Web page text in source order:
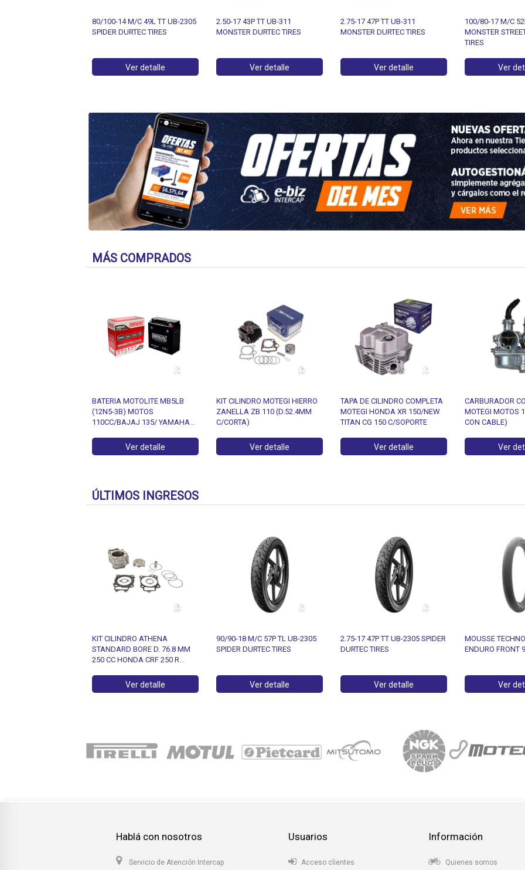
2.50-17 43P TT UB-311
MONSTER DURTEC TIRES
Ver detalle
2.75-17 47P TT UB-311
MONSTER DURTEC TIRES
Ver detalle
100/80-17 M/C 52P TL UB-2203
MONSTER STREET DURTEC
Ver detalle
130/70-17 M/C
MONSTER
TIRES
Ver
MÁS COMPRADOS
BATERIA MOTOLITE MB5LB
(12N5-3B) MOTOS
110CC/BAJAJ 135/ YAMAHA
Ver detalle
KIT CILINDRO MOTEGI HIERRO
ZANELLA ZB 110 (D.52.4MM
C/CORTA)
Ver detalle
TAPA DE CILINDRO COMPLETA
MOTEGI HONDA XR 150/NEW
TITAN CG 150 C/SOPORTE
Ver detalle
CARBURADOR
MOTEGI MOTOS
CON CABLE)
Ver
ÚLTIMOS INGRESOS
KIT CILINDRO ATHENA
STANDARD BORE D. 76.8 MM
250 CC HONDA CRF 250 R
Ver detalle
90/90-18 M/C 57P TL UB-2305
SPIDER DURTEC TIRES
Ver detalle
2.75-17 47P TT UB-2305 SPIDER
DURTEC TIRES
Ver detalle
MOUSSE
ENDURO FRONT
Ver
Hablá con nosotros
Servicio de Atención Intercap
Usuarios
Acceso clientes
Información
Quienes somos